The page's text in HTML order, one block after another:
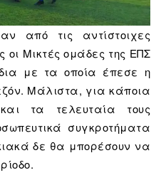
από τις αντίστοιχες
Μικτές ομάδες της ΕΠΣ
με τα οποία έπεσε η
Μάλιστα, για κάποια
τα τελευταία τους
συγκροτήματα
δε θα μπορέσουν να